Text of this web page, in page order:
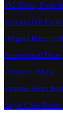
VG Blues, Rock
International
Dvigrad Blues
International
Cittanova Blues
Fontana Blues
Sugar Cube Blues